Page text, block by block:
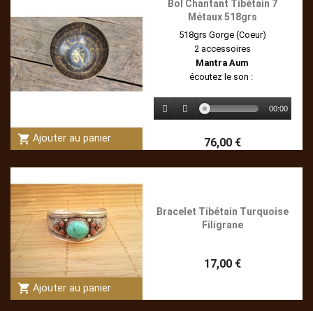
shopping_cart Ajouter au panier
Bol Chantant Tibétain 7
Métaux 518grs
518grs Gorge (Coeur)
2 accessoires
Mantra Aum
écoutez le son :
00:00
76,00 €
shopping_cart Ajouter au panier
Bracelet Tibétain Turquoise
Filigrane
17,00 €